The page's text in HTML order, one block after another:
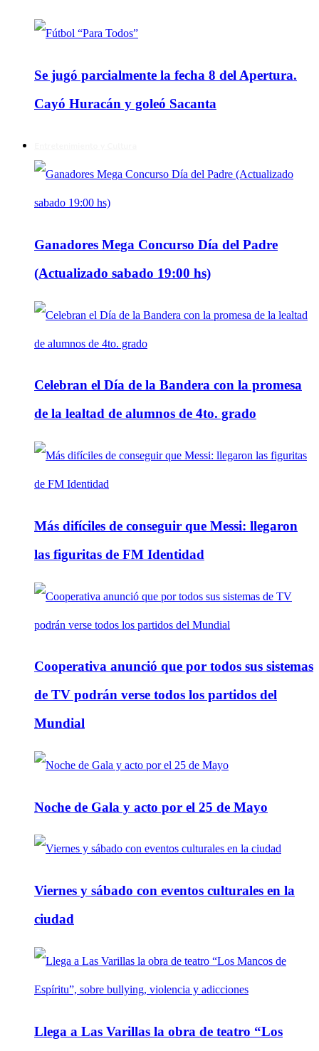
Se jugó parcialmente la fecha 8 del Apertura.
Cayó Huracán y goleó Sacanta
Ganadores Mega Concurso Día del Padre
(Actualizado sabado 19:00 hs)
Celebran el Día de la Bandera con la promesa
de la lealtad de alumnos de 4to. grado
Más difíciles de conseguir que Messi: llegaron
las figuritas de FM Identidad
Cooperativa anunció que por todos sus sistemas
de TV podrán verse todos los partidos del
Mundial
Noche de Gala y acto por el 25 de Mayo
Viernes y sábado con eventos culturales en la
ciudad
Llega a Las Varillas la obra de teatro “Los